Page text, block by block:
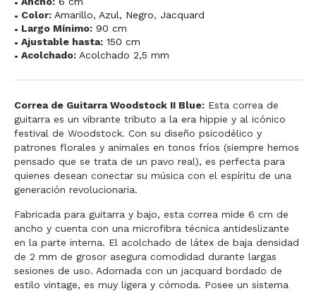
Color: Amarillo, Azul, Negro, Jacquard
Largo Mínimo: 90 cm
Ajustable hasta: 150 cm
Acolchado: Acolchado 2,5 mm
Correa de Guitarra Woodstock II Blue: Esta correa de
guitarra es un vibrante tributo a la era hippie y al icónico
festival de Woodstock. Con su diseño psicodélico y
patrones florales y animales en tonos fríos (siempre hemos
pensado que se trata de un pavo real), es perfecta para
quienes desean conectar su música con el espíritu de una
generación revolucionaria.
Fabricada para guitarra y bajo, esta correa mide 6 cm de
ancho y cuenta con una microfibra técnica antideslizante
en la parte interna. El acolchado de látex de baja densidad
de 2 mm de grosor asegura comodidad durante largas
sesiones de uso. Adornada con un jacquard bordado de
estilo vintage, es muy ligera y cómoda. Posee un sistema